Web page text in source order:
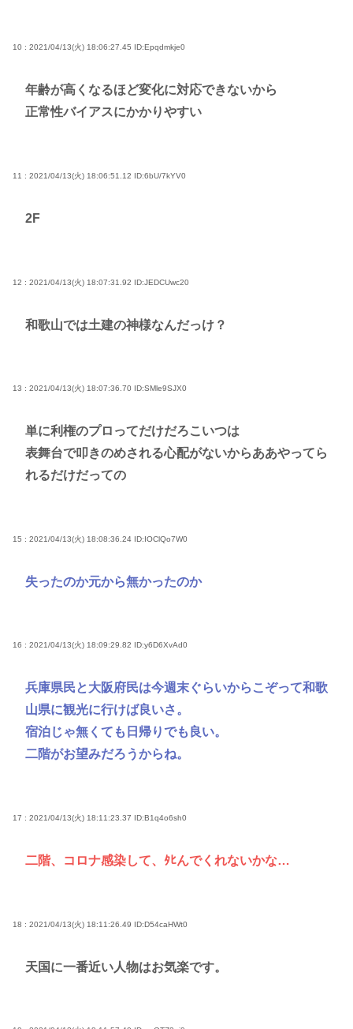
10 : 2021/04/13(火) 18:06:27.45 ID:Epqdmkje0
年齢が高くなるほど変化に対応できないから
正常性バイアスにかかりやすい
11 : 2021/04/13(火) 18:06:51.12 ID:6bU/7kYV0
2F
12 : 2021/04/13(火) 18:07:31.92 ID:JEDCUwc20
和歌山では土建の神様なんだっけ？
13 : 2021/04/13(火) 18:07:36.70 ID:SMle9SJX0
単に利権のプロってだけだろこいつは
表舞台で叩きのめされる心配がないからああやってら
れるだけだっての
15 : 2021/04/13(火) 18:08:36.24 ID:IOClQo7W0
失ったのか元から無かったのか
16 : 2021/04/13(火) 18:09:29.82 ID:y6D6XvAd0
兵庫県民と大阪府民は今週末ぐらいからこぞって和歌
山県に観光に行けば良いさ。
宿泊じゃ無くても日帰りでも良い。
二階がお望みだろうからね。
17 : 2021/04/13(火) 18:11:23.37 ID:B1q4o6sh0
二階、コロナ感染して、ﾀﾋんでくれないかな…
18 : 2021/04/13(火) 18:11:26.49 ID:D54caHWt0
天国に一番近い人物はお気楽です。